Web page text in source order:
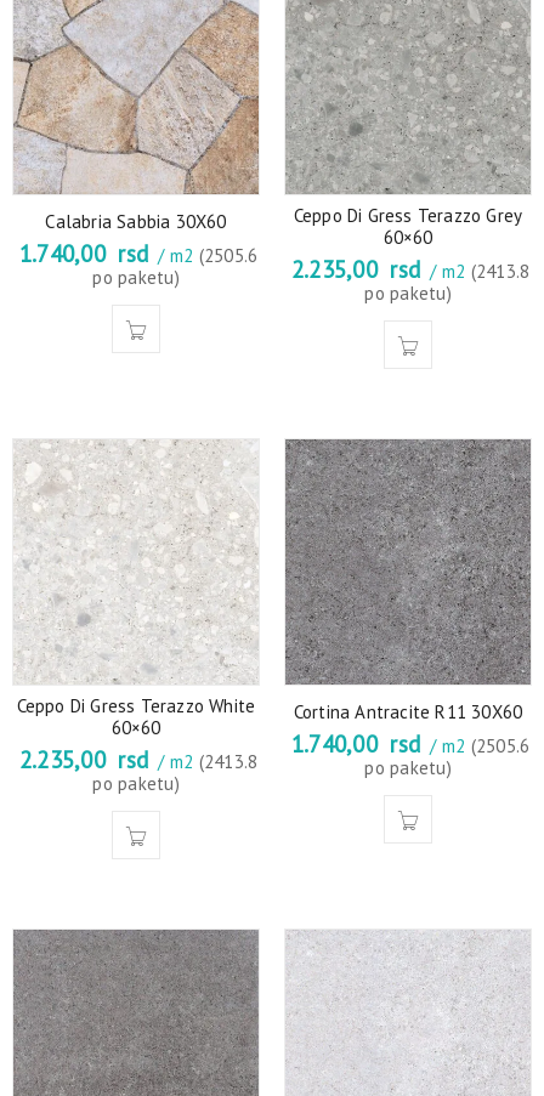
Calabria Sabbia 30X60
1.740,00 rsd / m2 (2505.6
po paketu)
Ceppo Di Gress Terazzo Grey
60×60
2.235,00 rsd / m2 (2413.8
po paketu)
Ceppo Di Gress Terazzo White
60×60
2.235,00 rsd / m2 (2413.8
po paketu)
Cortina Antracite R11 30X60
1.740,00 rsd / m2 (2505.6
po paketu)